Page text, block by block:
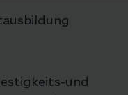
und